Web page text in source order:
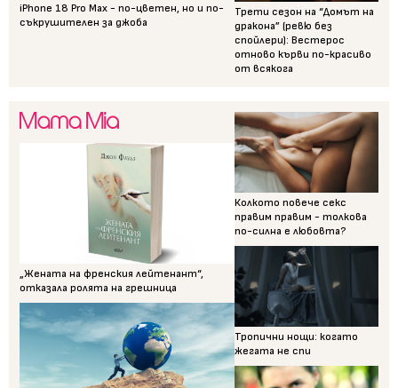
iPhone 18 Pro Max - по-цветен, но и по-
съкрушителен за джоба
Трети сезон на “Домът на
дракона” (ревю без
спойлери): Вестерос
отново кърви по-красиво
от всякога
„Жената на френския лейтенант“,
отказала ролята на грешница
Колкото повече секс
правим правим - толкова
по-силна е любовта?
Тропични нощи: когато
жегата не спи